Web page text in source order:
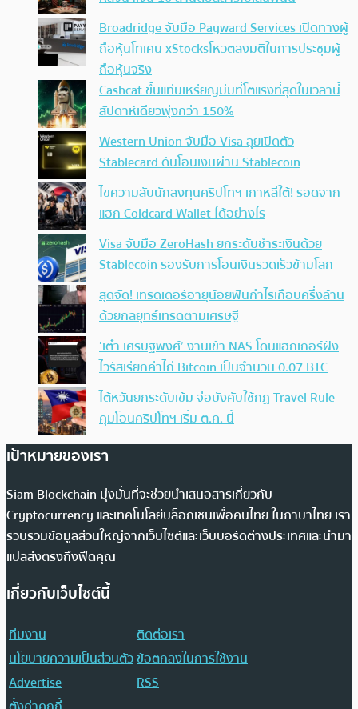
Broadridge จับมือ Payward Services เปิดทางผู้
ถือหุ้นโทเคน xStocksโหวตลงมติในการประชุมผู้
ถือหุ้นจริง
Cashcat ขึ้นแท่นเหรียญมีมที่โตแรงที่สุดในเวลานี้
สัปดาห์เดียวพุ่งกว่า 150%
Western Union จับมือ Visa ลุยเปิดตัว
Stablecard ดันโอนเงินผ่าน Stablecoin
ไขความลับนักลงทุนคริปโทฯ เกาหลีใต้! รอดจาก
แฮก Coldcard Wallet ได้อย่างไร
Visa จับมือ ZeroHash ยกระดับชำระเงินด้วย
Stablecoin รองรับการโอนเงินรวดเร็วข้ามโลก
สุดจัด! เทรดเดอร์อายุน้อยฟันกำไรเกือบครึ่งล้าน
ด้วยกลยุทธ์เทรดตามเศรษฐี
‘เต๋า เศรษฐพงศ์’ งานเข้า NAS โดนแฮกเกอร์ฝัง
ไวรัสเรียกค่าไถ่ Bitcoin เป็นจำนวน 0.07 BTC
ไต้หวันยกระดับเข้ม จ่อบังคับใช้กฏ Travel Rule
คุมโอนคริปโทฯ เริ่ม ต.ค. นี้
เป้าหมายของเรา
Siam Blockchain มุ่งมั่นที่จะช่วยนำเสนอสารเกี่ยวกับ
Cryptocurrency และเทคโนโลยีบล็อกเชนเพื่อคนไทย ในภาษาไทย เรา
รวบรวมข้อมูลส่วนใหญ่จากเว็บไซต์และเว็บบอร์ดต่างประเทศและนำมา
แปลส่งตรงถึงฟีดคุณ
เกี่ยวกับเว็บไซต์นี้
ทีมงาน
ติดต่อเรา
นโยบายความเป็นส่วนตัวข้อตกลงในการใช้งาน
Advertise
RSS